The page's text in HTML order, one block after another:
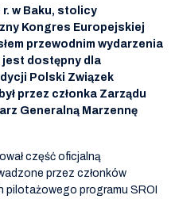
w Baku, stolicy
Kongres Europejskiej
przewodnim wydarzenia
jest dostępny dla
Polski Związek
przez członka Zarządu
Generalną Marzennę
część oficjalną
przez członków
pilotażowego programu SROI